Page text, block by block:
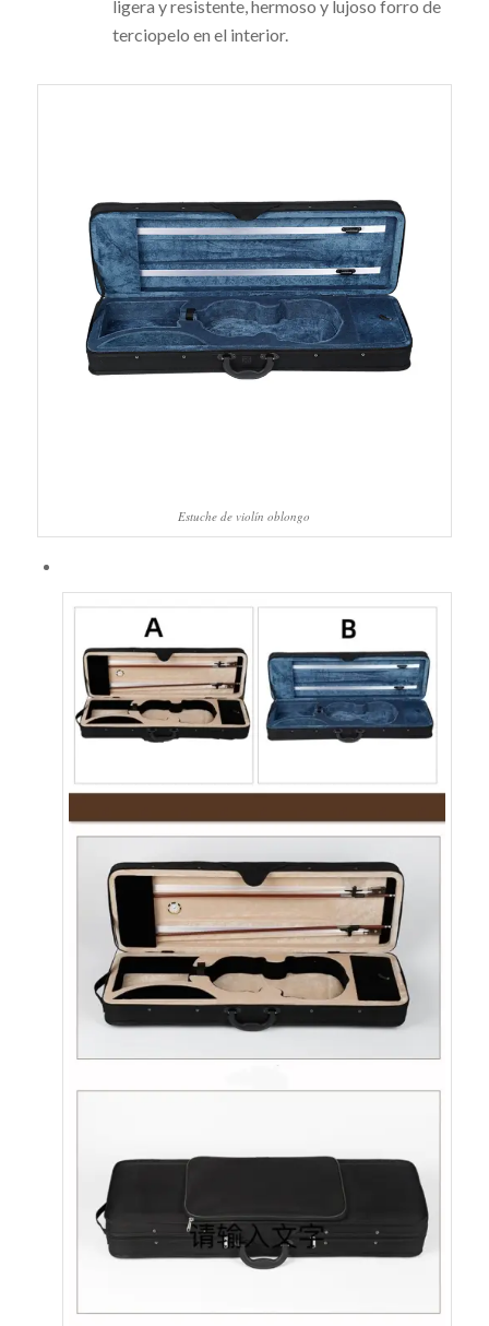
ligera y resistente, hermoso y lujoso forro de
terciopelo en el interior.
Estuche de violín oblongo